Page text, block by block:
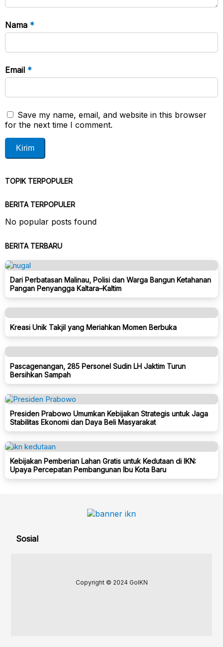
Nama *
Email *
Save my name, email, and website in this browser
for the next time I comment.
TOPIK TERPOPULER
BERITA TERPOPULER
No popular posts found
BERITA TERBARU
Dari Perbatasan Malinau, Polisi dan Warga Bangun Ketahanan
Pangan Penyangga Kaltara–Kaltim
Kreasi Unik Takjil yang Meriahkan Momen Berbuka
Pascagenangan, 285 Personel Sudin LH Jaktim Turun
Bersihkan Sampah
Presiden Prabowo Umumkan Kebijakan Strategis untuk Jaga
Stabilitas Ekonomi dan Daya Beli Masyarakat
Kebijakan Pemberian Lahan Gratis untuk Kedutaan di IKN:
Upaya Percepatan Pembangunan Ibu Kota Baru
Sosial
Copyright © 2024 GoIKN